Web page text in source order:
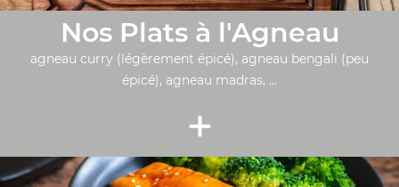
Nos Plats à l'Agneau
agneau curry (légèrement épicé), agneau bengali (peu
épicé), agneau madras, ...
+